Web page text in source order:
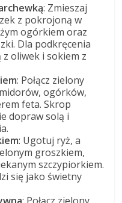
: Zmieszaj
z pokrojoną w
ogórkiem oraz
Dla podkręcenia
z oliwek i sokiem z
: Połącz zielony
ogórków,
feta. Skrop
dopraw solą i
: Ugotuj ryż, a
groszkiem,
szczypiorkiem.
się jako świetny
: Połącz zielony